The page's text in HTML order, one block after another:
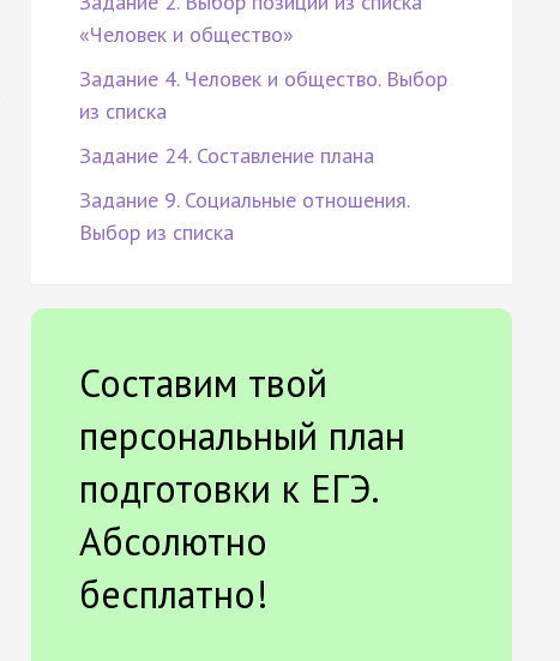
«Человек и общество»
Задание 4. Человек и общество. Выбор
из списка
Задание 24. Составление плана
Задание 9. Социальные отношения.
Выбор из списка
Составим твой
персональный план
подготовки к ЕГЭ.
Абсолютно
бесплатно!